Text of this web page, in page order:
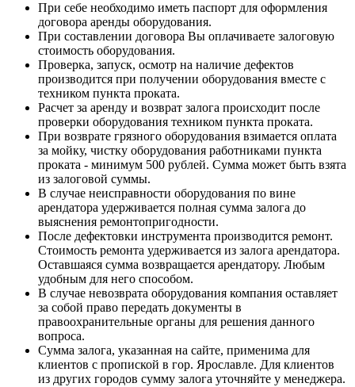
При себе необходимо иметь паспорт для оформления
договора аренды оборудования.
При составлении договора Вы оплачиваете залоговую
стоимость оборудования.
Проверка, запуск, осмотр на наличие дефектов
производится при получении оборудования вместе с
техником пункта проката.
Расчет за аренду и возврат залога происходит после
проверки оборудования техником пункта проката.
При возврате грязного оборудования взимается оплата
за мойку, чистку оборудования работниками пункта
проката - минимум 500 рублей. Сумма может быть взята
из залоговой суммы.
В случае неисправности оборудования по вине
арендатора удерживается полная сумма залога до
выяснения ремонтопригодности.
После дефектовки инструмента производится ремонт.
Стоимость ремонта удерживается из залога арендатора.
Оставшаяся сумма возвращается арендатору. Любым
удобным для него способом.
В случае невозврата оборудования компания оставляет
за собой право передать документы в
правоохранительные органы для решения данного
вопроса.
Сумма залога, указанная на сайте, применима для
клиентов с пропиской в гор. Ярославле. Для клиентов
из других городов сумму залога уточняйте у менеджера.